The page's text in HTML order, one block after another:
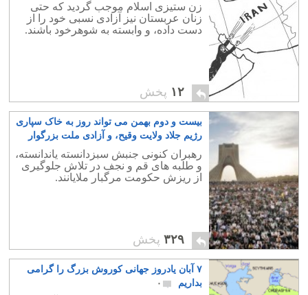
زن ستیزی اسلام موجب گردید که حتی
زنان عربستان نیز آزادی نسبی خود را از
دست داده، و وابسته به شوهرخود باشند.
۱۲ پخش
بیست و دوم بهمن می تواند روز به خاک سپاری
رژیم جلاد ولایت وقیح، و آزادی ملت بزرگوار
ایران باشد
رهبران کنونی جنبش سبزدانسته یاندانسته،
و طلبه های قم و نجف در تلاش جلوگیری
از ریزش حکومت مرگبار ملایانند.
۳۲۹ پخش
۷ آبان یادروز جهانی کوروش بزرگ را گرامی
بداریم
۰